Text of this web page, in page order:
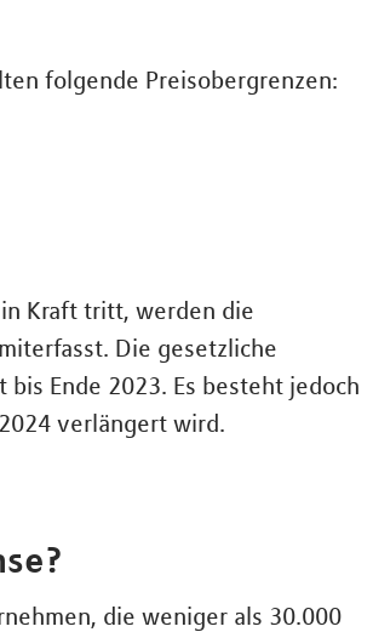
folgende Preisobergrenzen:
Kraft tritt, werden die
Die gesetzliche
Ende 2023. Es besteht jedoch
verlängert wird.
die weniger als 30.000